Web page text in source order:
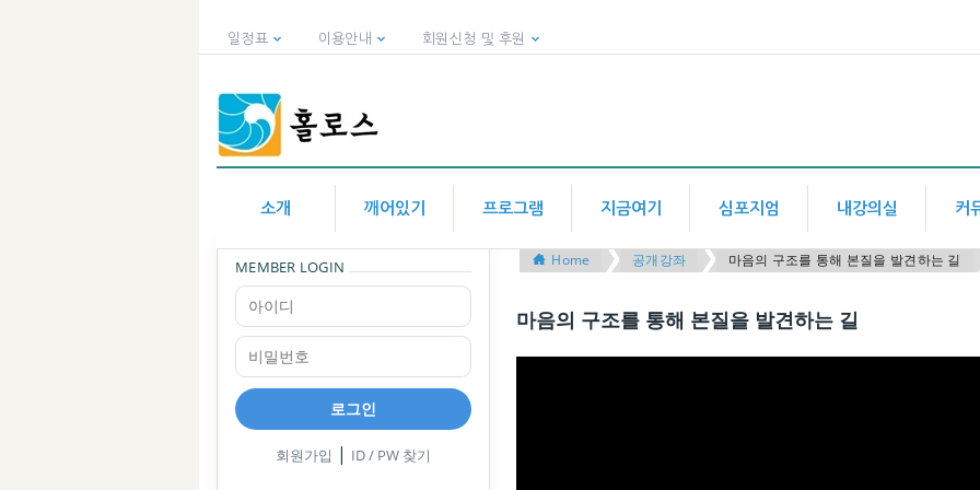
일정표 이용안내 회원신청 및 후원
소개 깨어있기 프로그램 지금여기 심포지엄 내강의실 커
MEMBER LOGIN
로그인
회원가입 | ID / PW 찾기
Home 공개강좌 마음의 구조를 통해 본질을 발견하는 길
마음의 구조를 통해 본질을 발견하는 길